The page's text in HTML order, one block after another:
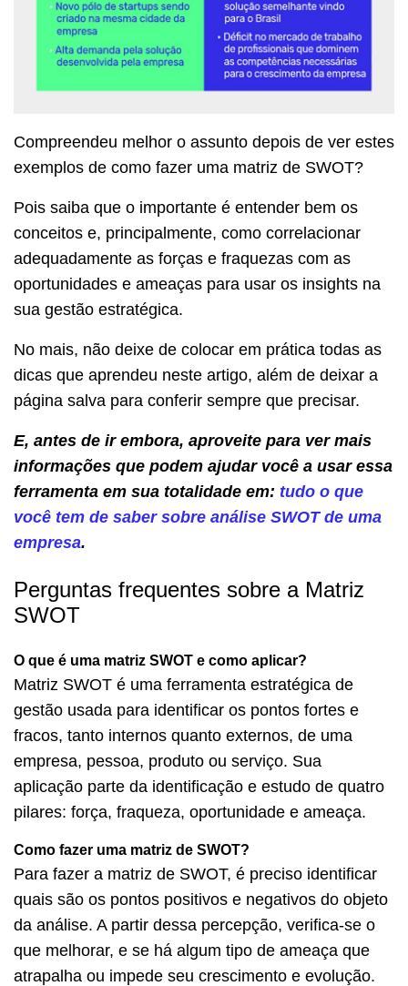
Compreendeu melhor o assunto depois de ver estes
exemplos de como fazer uma matriz de SWOT?
Pois saiba que o importante é entender bem os
conceitos e, principalmente, como correlacionar
adequadamente as forças e fraquezas com as
oportunidades e ameaças para usar os insights na
sua gestão estratégica.
No mais, não deixe de colocar em prática todas as
dicas que aprendeu neste artigo, além de deixar a
página salva para conferir sempre que precisar.
E, antes de ir embora, aproveite para ver mais
informações que podem ajudar você a usar essa
ferramenta em sua totalidade em: tudo o que
você tem de saber sobre análise SWOT de uma
empresa.
Perguntas frequentes sobre a Matriz
SWOT
O que é uma matriz SWOT e como aplicar?
Matriz SWOT é uma ferramenta estratégica de
gestão usada para identificar os pontos fortes e
fracos, tanto internos quanto externos, de uma
empresa, pessoa, produto ou serviço. Sua
aplicação parte da identificação e estudo de quatro
pilares: força, fraqueza, oportunidade e ameaça.
Como fazer uma matriz de SWOT?
Para fazer a matriz de SWOT, é preciso identificar
quais são os pontos positivos e negativos do objeto
da análise. A partir dessa percepção, verifica-se o
que melhorar, e se há algum tipo de ameaça que
atrapalha ou impede seu crescimento e evolução.